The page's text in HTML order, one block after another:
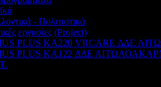
- Πολιτιστικά
εργασίες (Project)
PLUS KA220 VRCARE ΔΔΕ
PLUS KA122 ΔΔΕ